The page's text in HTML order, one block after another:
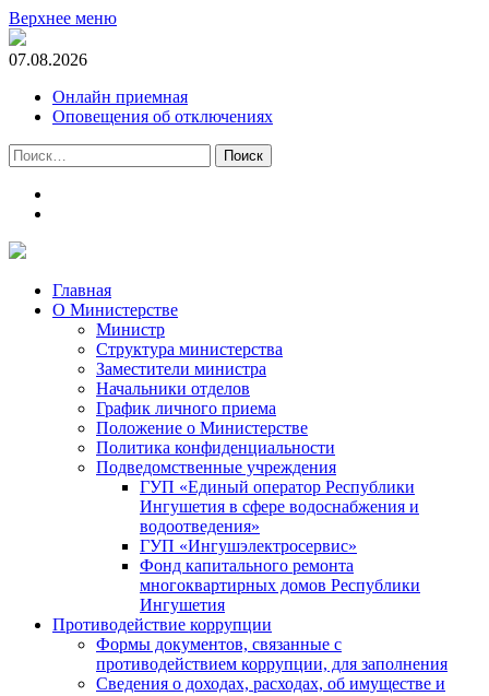
Верхнее меню
07.08.2026
Онлайн приемная
Оповещения об отключениях
Найти:
Главная
О Министерстве
Министр
Cтруктура министерства
Заместители министра
Начальники отделов
График личного приема
Положение о Министерстве
Политика конфиденциальности
Подведомственные учреждения
ГУП «Единый оператор Республики
Ингушетия в сфере водоснабжения и
водоотведения»
ГУП «Ингушэлектросервис»
Фонд капитального ремонта
многоквартирных домов Республики
Ингушетия
Противодействие коррупции
Формы документов, связанные с
противодействием коррупции, для заполнения
Сведения о доходах, расходах, об имуществе и